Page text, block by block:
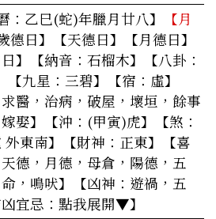
：乙巳(蛇)年臘月廿八】
【月
德日】【天德日】【月德日】
】【納音：石榴木】【八卦：
九星：三碧】【宿：虛】
求醫，治病，破屋，壞垣，餘事
嫁娶】【沖：(甲寅)虎】【煞：
東南】【財神：正東】【喜
德，月德，母倉，陽德，五
，鳴吠】【凶神：遊禍，五
凶宜忌：點我展開▼】